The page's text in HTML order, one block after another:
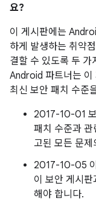
요?
이 게시판에는
하게 발생하는 취약
결할 수 있도록 두 가
Android 파트너는 이
최신 보안 패치 수준
2017-10-01
패치 수준과 관
고된 모든 문
2017-10-05
이 보안 게시
해야 합니다.